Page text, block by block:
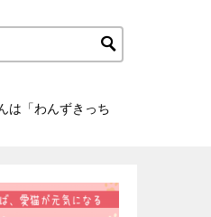
は「わんずきっち